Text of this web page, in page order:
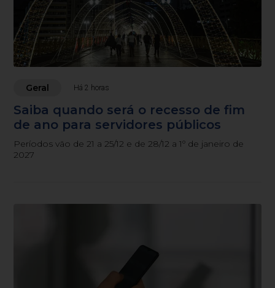
Geral Há 2 horas
Saiba quando será o recesso de fim
de ano para servidores públicos
Períodos vão de 21 a 25/12 e de 28/12 a 1º de janeiro de
2027